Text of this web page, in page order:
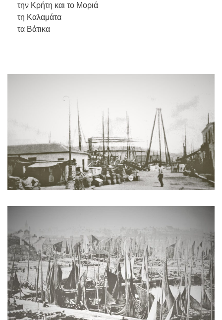
την Κρήτη και το Μοριά
τη Καλαμάτα
τα Βάτικα